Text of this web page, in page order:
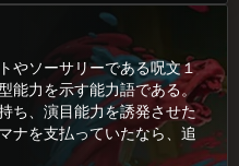
やソーサリーである呪文１
能力を示す能力語である。
ち、演目能力を誘発させた
ナを支払っていたなら、追